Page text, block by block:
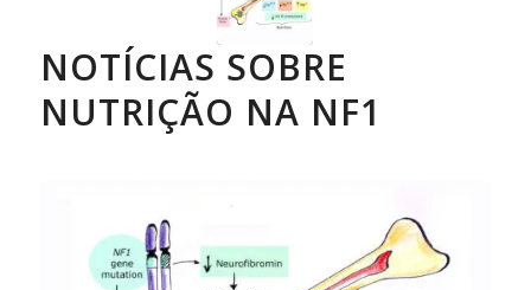
NOTÍCIAS SOBRE
NUTRIÇÃO NA NF1